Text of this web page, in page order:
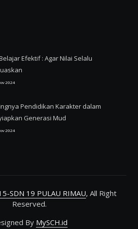
Efektif : Agar Nilai Selalu
2024
Pendidikan Karakter dalam
Generasi Mud
2024
SDN 19 PULAU RIMAU, All Right
Reserved.
By MySCH.id